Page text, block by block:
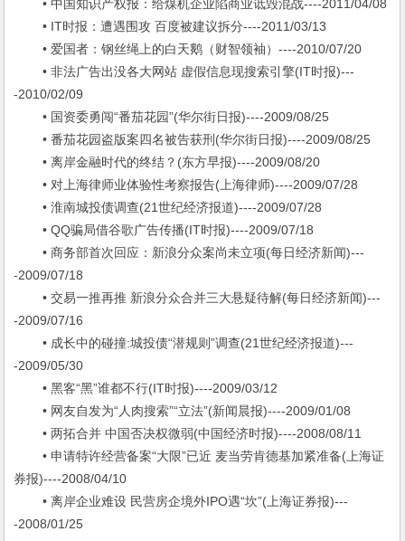
• 中国知识产权报：给煤机企业陷商业诋毁混战----2011/04/08
• IT时报：遭遇围攻 百度被建议拆分----2011/03/13
• 爱国者：钢丝绳上的白天鹅（财智领袖）----2010/07/20
• 非法广告出没各大网站 虚假信息现搜索引擎(IT时报)---
-2010/02/09
• 国资委勇闯“番茄花园”(华尔街日报)----2009/08/25
• 番茄花园盗版案四名被告获刑(华尔街日报)----2009/08/25
• 离岸金融时代的终结？(东方早报)----2009/08/20
• 对上海律师业体验性考察报告(上海律师)----2009/07/28
• 淮南城投债调查(21世纪经济报道)----2009/07/28
• QQ骗局借谷歌广告传播(IT时报)----2009/07/18
• 商务部首次回应：新浪分众案尚未立项(每日经济新闻)---
-2009/07/18
• 交易一推再推 新浪分众合并三大悬疑待解(每日经济新闻)---
-2009/07/16
• 成长中的碰撞:城投债“潜规则”调查(21世纪经济报道)---
-2009/05/30
• 黑客“黑”谁都不行(IT时报)----2009/03/12
• 网友自发为“人肉搜索”“立法”(新闻晨报)----2009/01/08
• 两拓合并 中国否决权微弱(中国经济时报)----2008/08/11
• 申请特许经营备案“大限”已近 麦当劳肯德基加紧准备(上海证
券报)----2008/04/10
• 离岸企业难设 民营房企境外IPO遇“坎”(上海证券报)---
-2008/01/25